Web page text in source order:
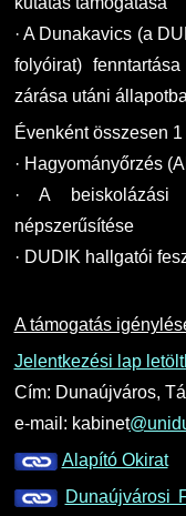
· A Dunakavics (a
folyóirat)
zárása utáni
Évenként összesen
· Hagyományőrzés
· A beiskolázási
népszerűsítése
· DUDIK hallgatói
A támogatás
Jelentkezési lap
Cím: Dunaújváros,
e-mail: kabinet
Alapító Okirat
Dunaújvárosi